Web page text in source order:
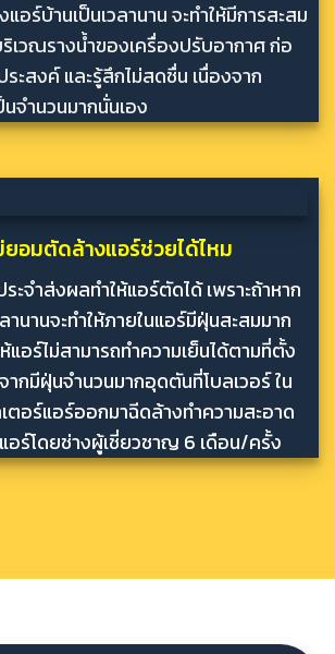
อร์บ้านเป็นเวลานาน จะทำให้มีการสะสม
เวณรางน้ำของเครื่องปรับอากาศ ก่อ
ะสงค์ และรู้สึกไม่สดชื่น เนื่องจาก
จำนวนมากนั่นเอง
ยอมตัดล้างแอร์ช่วยได้ไหม
ะจำส่งผลทำให้แอร์ตัดได้ เพราะถ้าหาก
านานจะทำให้ภายในแอร์มีฝุ่นสะสมมาก
แอร์ไม่สามารถทำความเย็นได้ตามที่ตั้ง
กมีฝุ่นจำนวนมากอุดตันที่โบลเวอร์ ใน
ตอร์แอร์ออกมาฉีดล้างทำความสะอาด
แอร์โดยช่างผู้เชี่ยวชาญ 6 เดือน/ครั้ง